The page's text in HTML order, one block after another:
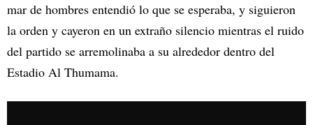
mar de hombres entendió lo que se esperaba, y siguieron
la orden y cayeron en un extraño silencio mientras el ruido
del partido se arremolinaba a su alrededor dentro del
Estadio Al Thumama.